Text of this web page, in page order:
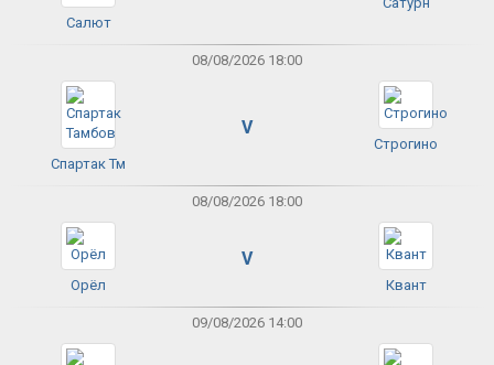
Салют
08/08/2026 18:00
Спартак Тм
V
Строгино
08/08/2026 18:00
Орёл
V
Квант
09/08/2026 14:00